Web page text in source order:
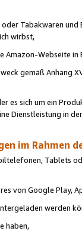
Tabakwaren
wirbst,
Amazon-Webseite in
gemäß Anhang
es sich um ein
Dienstleistung in
im Rahmen
Tablets
von Google Play,
werden
haben,